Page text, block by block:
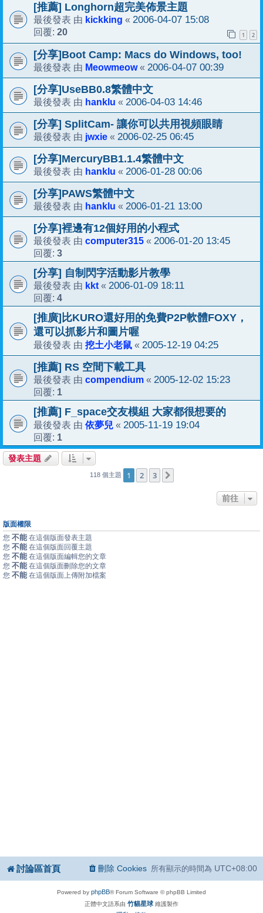
[推薦] Longhorn超完美佈景主題
最後發表 由 kickking « 2006-04-07 15:08
回覆: 20 1 2
[分享]Boot Camp: Macs do Windows, too!
最後發表 由 Meowmeow« 2006-04-07 00:39
[分享]UseBB0.8繁體中文
最後發表 由 hanklu « 2006-04-03 14:46
[分享] SplitCam- 讓你可以共用視頻眼睛
最後發表 由 jwxie « 2006-02-25 06:45
[分享]MercuryBB1.1.4繁體中文
最後發表 由 hanklu « 2006-01-28 00:06
[分享]PAWS繁體中文
最後發表 由 hanklu « 2006-01-21 13:00
[分享]裡邊有12個好用的小程式
最後發表 由 computer315 « 2006-01-20 13:45
回覆: 3
[分享] 自制閃字活動影片教學
最後發表 由 kkt « 2006-01-09 18:11
回覆: 4
[推廣]比KURO還好用的免費P2P軟體FOXY，
還可以抓影片和圖片喔
最後發表 由 挖土小老鼠 « 2005-12-19 04:25
[推薦] RS 空間下載工具
最後發表 由 compendium « 2005-12-02 15:23
回覆: 1
[推薦] F_space交友模組 大家都很想要的
最後發表 由 依夢兒 « 2005-11-19 19:04
回覆: 1
發表主題
118 個主題 1 2 3
前往
版面權限
您 不能 在這個版面發表主題
您 不能 在這個版面回覆主題
您 不能 在這個版面編輯您的文章
您 不能 在這個版面刪除您的文章
您 不能 在這個版面上傳附加檔案
討論區首頁 所有顯示的時間為 UTC+08:00
刪除 Cookies
Powered by phpBB® Forum Software © phpBB Limited
正體中文語系由 竹貓星球 維護製作